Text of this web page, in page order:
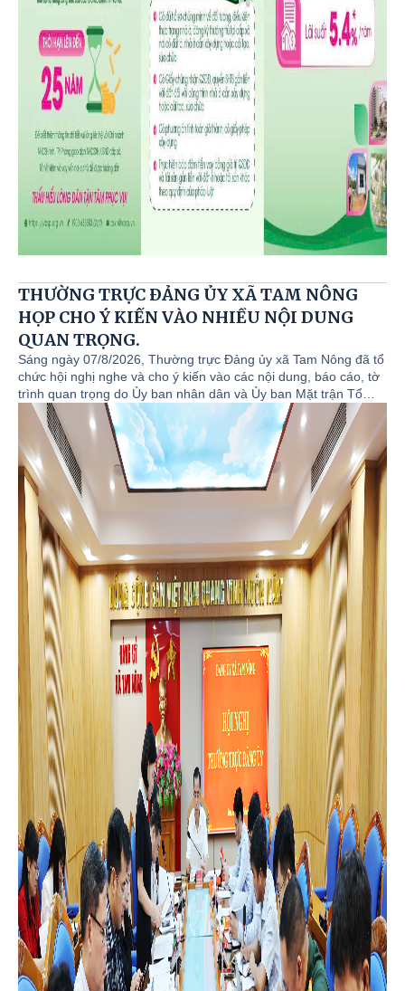
THƯỜNG TRỰC ĐẢNG ỦY XÃ TAM NÔNG
HỌP CHO Ý KIẾN VÀO NHIỀU NỘI DUNG
QUAN TRỌNG.
Sáng ngày 07/8/2026, Thường trực Đảng ủy xã Tam Nông đã tổ
chức hội nghị nghe và cho ý kiến vào các nội dung, báo cáo, tờ
trình quan trọng do Ủy ban nhân dân và Ủy ban Mặt trận Tổ
quốc xã trình. Đồng chí Quách Hải Lý - Bí thư Đảng ủy, Chủ tịch
HĐND xã chủ trì hội nghị. Tham dự hội nghị có các đồng chí
trong Thường trực Đảng ủy, đồng chí Đỗ Hùng Sơn - Phó Bí thư
Đảng ủy, Chủ tịch UBND xã; đồng chí Nguyễn Tuấn Ngọc - Phó
Bí thư Thường trực Đảng ủy; các đồng chí trong BTV Đảng ủy;
lãnh đạo UBND; Chủ tịch UBMTTQ; các tổ chức chính trị xã hội;
Trưởng các phòng, ban, đơn vị chuyên môn trên địa bàn.